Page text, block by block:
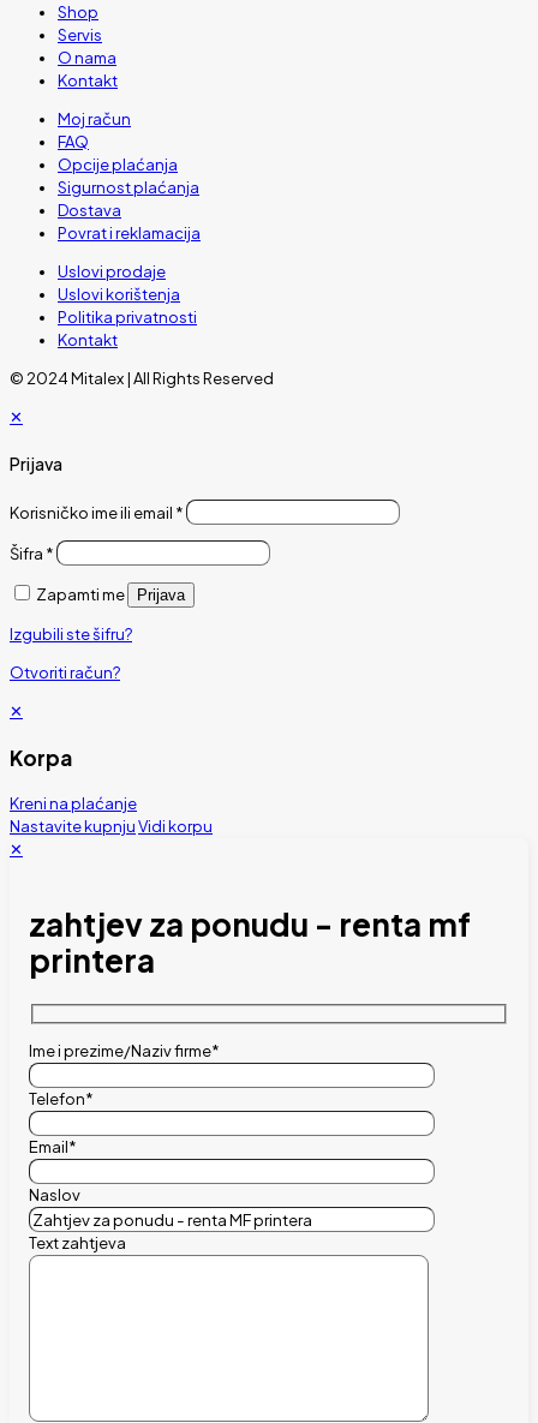
Shop
Servis
O nama
Kontakt
Moj račun
FAQ
Opcije plaćanja
Sigurnost plaćanja
Dostava
Povrat i reklamacija
Uslovi prodaje
Uslovi korištenja
Politika privatnosti
Kontakt
© 2024 Mitalex | All Rights Reserved
✕
Prijava
Korisničko ime ili email *
Šifra *
Zapamti me Prijava
Izgubili ste šifru?
Otvoriti račun?
✕
Korpa
Kreni na plaćanje
Nastavite kupnjuVidi korpu
✕
zahtjev za ponudu - renta mf
printera
Ime i prezime/Naziv firme*
Telefon*
Email*
Naslov
Text zahtjeva